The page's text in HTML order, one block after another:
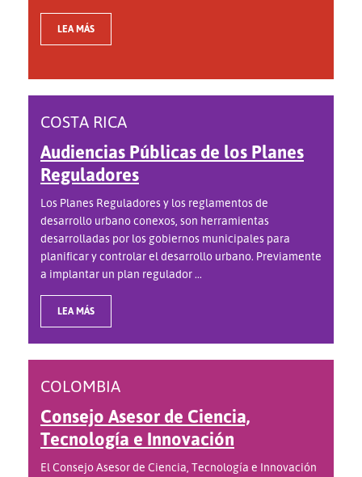
LEA MÁS
COSTA RICA
Audiencias Públicas de los Planes
Reguladores
Los Planes Reguladores y los reglamentos de
desarrollo urbano conexos, son herramientas
desarrolladas por los gobiernos municipales para
planificar y controlar el desarrollo urbano. Previamente
a implantar un plan regulador ...
LEA MÁS
COLOMBIA
Consejo Asesor de Ciencia,
Tecnología e Innovación
El Consejo Asesor de Ciencia, Tecnología e Innovación